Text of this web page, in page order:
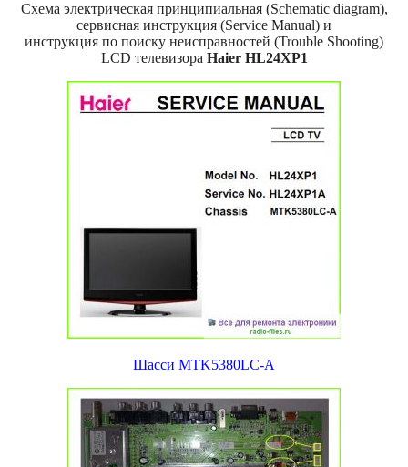
Схема электрическая принципиальная (Schematic diagram),
сервисная инструкция (Service Manual) и
инструкция по поиску неисправностей (Trouble Shooting)
LCD телевизора Haier HL24XP1
Шасси MTK5380LC-A